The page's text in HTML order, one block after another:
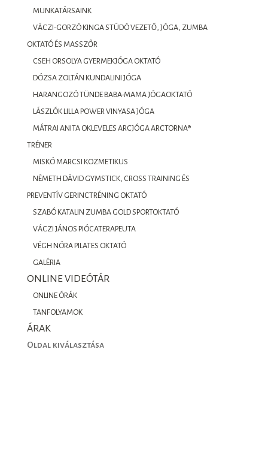
MUNKATÁRSAINK
VÁCZI-GORZÓ KINGA STÚDÓ VEZETŐ, JÓGA, ZUMBA
OKTATÓ ÉS MASSZŐR
CSEH ORSOLYA GYERMEKJÓGA OKTATÓ
DÓZSA ZOLTÁN KUNDALINI JÓGA
HARANGOZÓ TÜNDE BABA-MAMA JÓGAOKTATÓ
LÁSZLÓK LILLA POWER VINYASA JÓGA
MÁTRAI ANITA OKLEVELES ARCJÓGA ARCTORNA®
TRÉNER
MISKÓ MARCSI KOZMETIKUS
NÉMETH DÁVID GYMSTICK, CROSS TRAINING ÉS
PREVENTÍV GERINCTRÉNING OKTATÓ
SZABÓ KATALIN ZUMBA GOLD SPORTOKTATÓ
VÁCZI JÁNOS PIÓCATERAPEUTA
VÉGH NÓRA PILATES OKTATÓ
GALÉRIA
ONLINE VIDEÓTÁR
ONLINE ÓRÁK
TANFOLYAMOK
ÁRAK
Oldal kiválasztása